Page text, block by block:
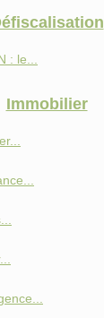
: le...
Immobilier